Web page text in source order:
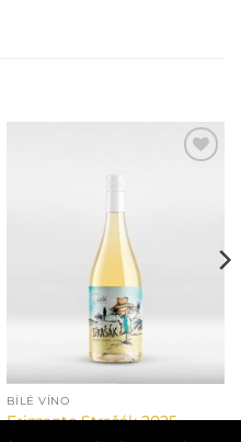
BÍLÉ VÍNO
Frizzante Strašák 2025